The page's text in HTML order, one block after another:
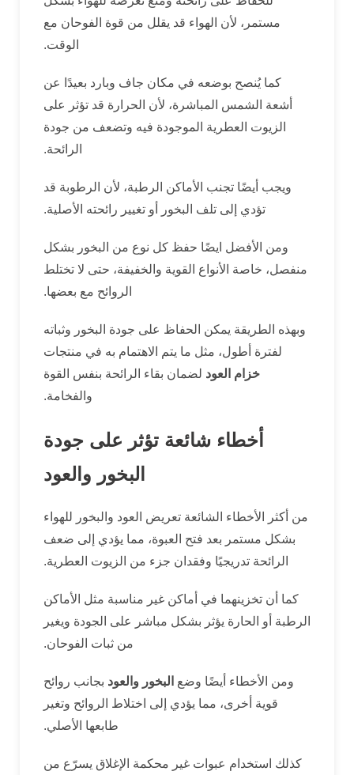
مستمر، لأن الهواء قد يقلل من قوة الفوحان مع
الوقت.
كما يُنصح بوضعه في مكان جاف وبارد بعيدًا عن
أشعة الشمس المباشرة، لأن الحرارة قد تؤثر على
الزيوت العطرية الموجودة فيه وتضعف من جودة
الرائحة.
ويجب أيضًا تجنب الأماكن الرطبة، لأن الرطوبة قد
تؤدي إلى تلف البخور أو تغيير رائحته الأصلية.
ومن الأفضل ايضًا حفظ كل نوع من البخور بشكل
منفصل، خاصة الأنواع القوية والخفيفة، حتى لا تختلط
الروائح مع بعضها.
وبهذه الطريقة يمكن الحفاظ على جودة البخور وثباته
لفترة أطول، مثل ما يتم الاهتمام به في منتجات
خزام العود لضمان بقاء الرائحة بنفس القوة
والفخامة.
أخطاء شائعة تؤثر على جودة
البخور والعود
من أكثر الأخطاء الشائعة تعريض العود والبخور للهواء
بشكل مستمر بعد فتح العبوة، مما يؤدي إلى ضعف
الرائحة تدريجيًا وفقدان جزء من الزيوت العطرية.
كما أن تخزينهما في أماكن غير مناسبة مثل الأماكن
الرطبة أو الحارة يؤثر بشكل مباشر على الجودة ويغير
من ثبات الفوحان.
ومن الأخطاء أيضًا وضع البخور والعود بجانب روائح
قوية أخرى، مما يؤدي إلى اختلاط الروائح وتغير
طابعها الأصلي.
كذلك استخدام عبوات غير محكمة الإغلاق يسرّع من